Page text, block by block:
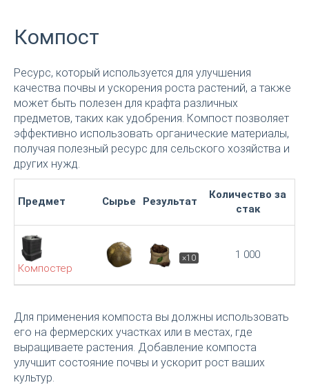
Компост
Ресурс, который используется для улучшения
качества почвы и ускорения роста растений, а также
может быть полезен для крафта различных
предметов, таких как удобрения. Компост позволяет
эффективно использовать органические материалы,
получая полезный ресурс для сельского хозяйства и
других нужд.
Предмет Сырье Результат
Количество за
стак
Компостер
×10 1 000
Для применения компоста вы должны использовать
его на фермерских участках или в местах, где
выращиваете растения. Добавление компоста
улучшит состояние почвы и ускорит рост ваших
культур.